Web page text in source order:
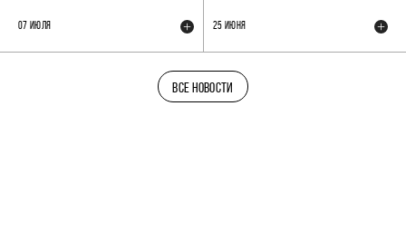
07 ИЮЛЯ 25 ИЮНЯ
ВСЕ НОВОСТИ